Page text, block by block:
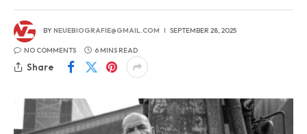
BYNEUEBIOGRAFIE@GMAIL.COM SEPTEMBER 28, 2025
NO COMMENTS 6 MINS READ
Share